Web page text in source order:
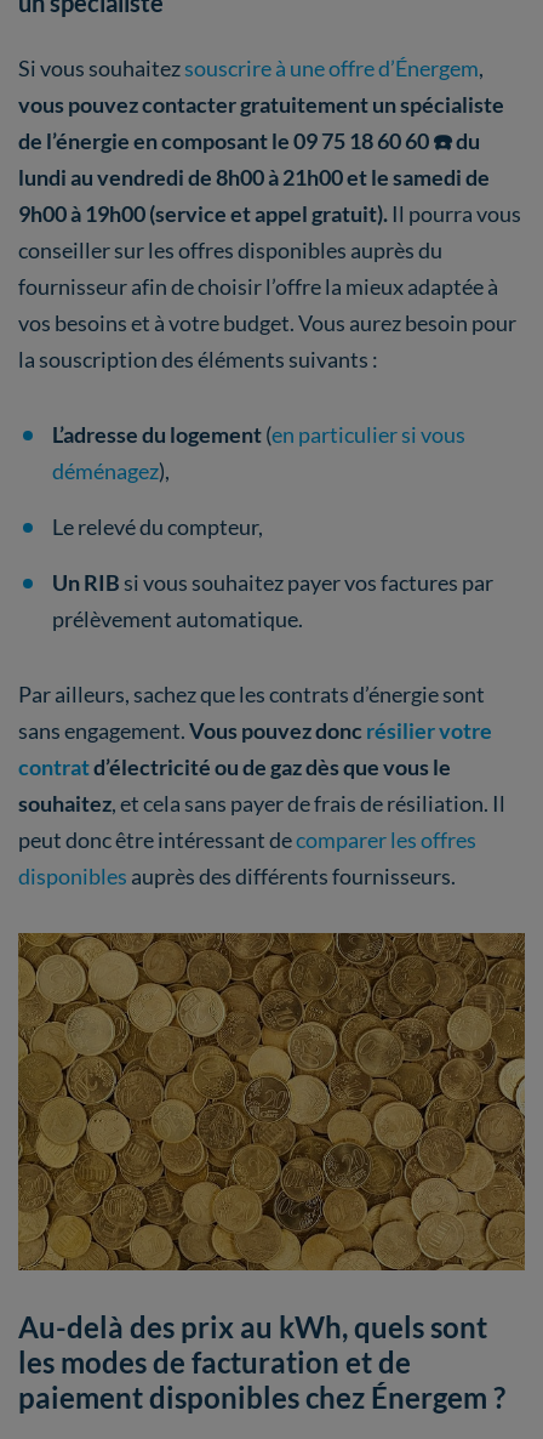
Si vous souhaitezsouscrire à une offre d’Énergem,
vous pouvez contacter gratuitement un spécialiste
de l’énergie en composant le 09 75 18 60 60 ☎️ du
lundi au vendredi de 8h00 à 21h00 et le samedi de
9h00 à 19h00 (service et appel gratuit). Il pourra vous
conseiller sur les offres disponibles auprès du
fournisseur afin de choisir l’offre la mieux adaptée à
vos besoins et à votre budget. Vous aurez besoin pour
la souscription des éléments suivants :
L’adresse du logement(en particulier si vous
déménagez),
Le relevé du compteur,
Un RIB si vous souhaitez payer vos factures par
prélèvement automatique.
Par ailleurs, sachez que les contrats d’énergie sont
sans engagement.Vous pouvez donc résilier votre
contratd’électricité ou de gaz dès que vous le
souhaitez, et cela sans payer de frais de résiliation. Il
peut donc être intéressant decomparer les offres
disponibles auprès des différents fournisseurs.
Au-delà des prix au kWh, quels sont
les modes de facturation et de
paiement disponibles chez Énergem ?